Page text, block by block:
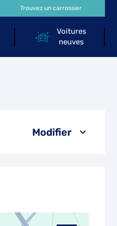
Voitures
neuves
Trouvez un carrossier
Modifier